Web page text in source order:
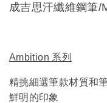
成吉思汗纖維鋼筆/
Ambition 系列
精挑細選筆款材質和
鮮明的印象